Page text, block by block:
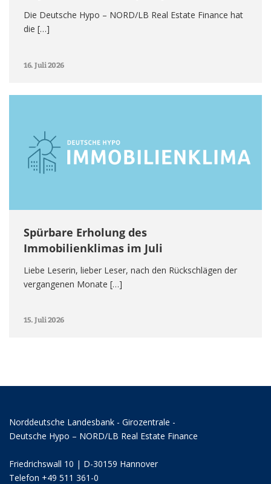
Die Deutsche Hypo – NORD/LB Real Estate Finance hat
die […]
16. Juli 2026
Spürbare Erholung des
Immobilienklimas im Juli
Liebe Leserin, lieber Leser, nach den Rückschlägen der
vergangenen Monate […]
15. Juli 2026
Norddeutsche Landesbank - Girozentrale -
Deutsche Hypo – NORD/LB Real Estate Finance
Friedrichswall 10 | D-30159 Hannover
Telefon +49 511 361-0